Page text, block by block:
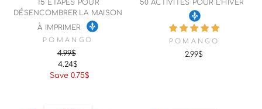
15 ÉTAPES POUR
DÉSENCOMBRER LA MAISON
À IMPRIMER
POMANGO
Regular
price
4.99$
Sale
price
4.24$
Save 0.75$
50 ACTIVITÉS POUR L'HIVER
POMANGO
2.99$